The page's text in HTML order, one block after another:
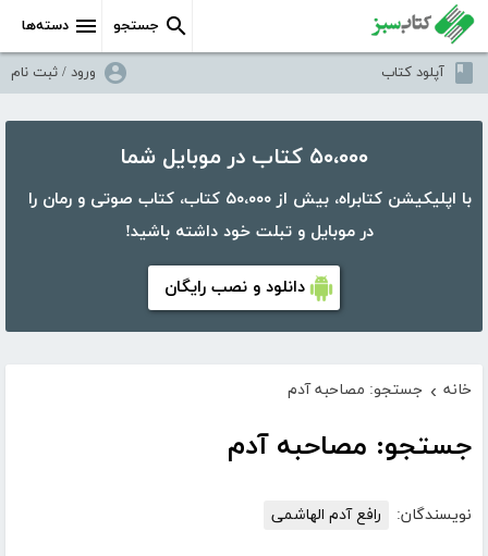
دسته‌ها جستجو
آپلود کتاب ورود / ثبت نام
۵۰،۰۰۰ کتاب در موبایل شما
با اپلیکیشن کتابراه، بیش از ۵۰،۰۰۰ کتاب، کتاب صوتی و رمان را
در موبایل و تبلت خود داشته باشید!
دانلود و نصب رایگان
خانه › جستجو: مصاحبه آدم
جستجو: مصاحبه آدم
نویسندگان: رافع آدم الهاشمى